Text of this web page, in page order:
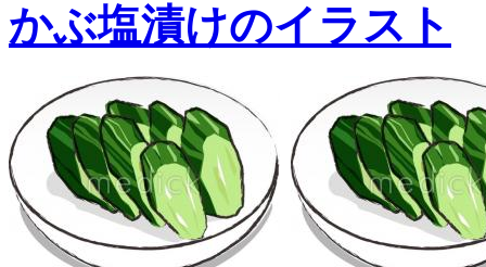
かぶ塩漬けのイラスト